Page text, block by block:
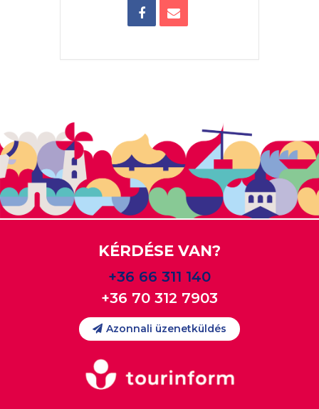
KÉRDÉSE VAN?
+36 66 311 140
+36 70 312 7903
Azonnali üzenetküldés